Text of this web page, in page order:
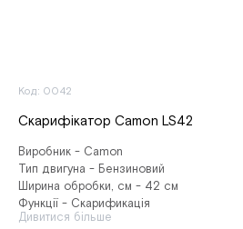
Код: 0042
Скарифікатор Camon LS42
Виробник - Camon
Тип двигуна - Бензиновий
Ширина обробки, см - 42 см
Функції - Скарификація
Дивитися більше